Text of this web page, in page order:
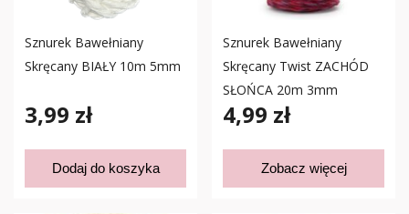
Sznurek Bawełniany
Skręcany BIAŁY 10m 5mm
3,99 zł
Dodaj do koszyka
Sznurek Bawełniany
Skręcany Twist ZACHÓD
SŁOŃCA 20m 3mm
4,99 zł
Zobacz więcej